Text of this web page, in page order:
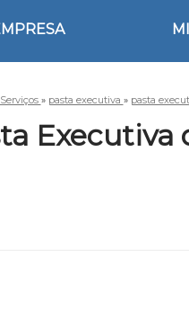
Serviços » pasta executiva » pasta